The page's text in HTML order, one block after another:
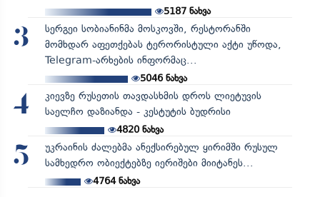
5187ნახვა
3
სერგეი სობიანინმა მოსკოვში, რესტორანში
მომხდარ აფეთქებას ტერორისტული აქტი უწოდა,
Telegram-არხების ინფორმაც...
5046ნახვა
4
კიევზე რუსეთის თავდასხმის დროს ლიეტუვის
საელჩო დაზიანდა - კესტუტის ბუდრისი
4820ნახვა
5
უკრაინის ძალებმა ანექსირებულ ყირიმში რუსულ
სამხედრო ობიექტებზე იერიშები მიიტანეს...
4764ნახვა